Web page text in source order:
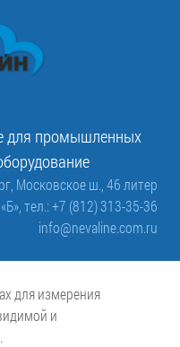
для промышленных
Московское ш., 46 литер
«Б», тел.: +7 (812) 313-35-36
info@nevaline.com.ru
для измерения
и